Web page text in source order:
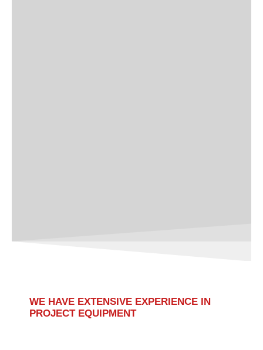
WE HAVE EXTENSIVE EXPERIENCE IN
PROJECT EQUIPMENT